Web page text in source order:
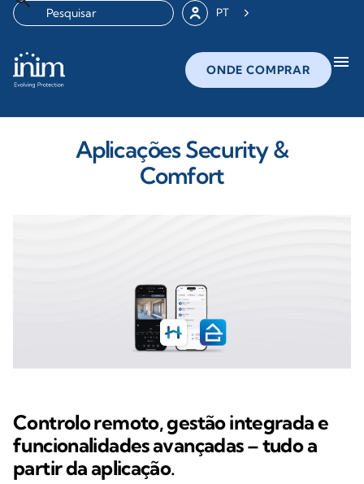
PT
ONDE COMPRAR menu
Aplicações Security &
Comfort
Controlo remoto, gestão integrada e
funcionalidades avançadas – tudo a
partir da aplicação.